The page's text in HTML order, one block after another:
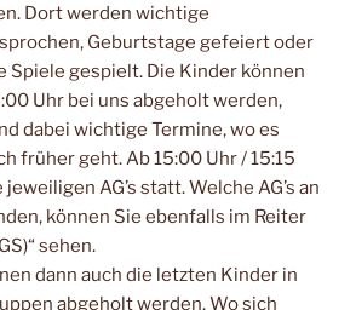
Dort werden wichtige
Geburtstage gefeiert oder
Spiele gespielt. Die Kinder können
Uhr bei uns abgeholt werden,
dabei wichtige Termine, wo es
früher geht. Ab 15:00 Uhr / 15:15
AG’s statt. Welche AG’s an
können Sie ebenfalls im Reiter
sehen.
dann auch die letzten Kinder in
abgeholt werden. Wo sich